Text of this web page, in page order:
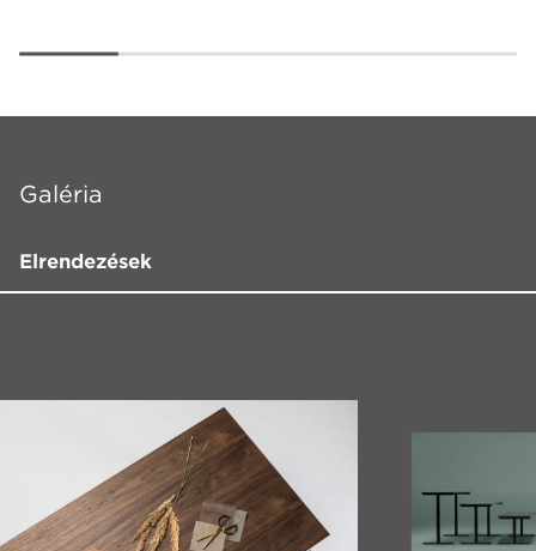
Galéria
Elrendezések